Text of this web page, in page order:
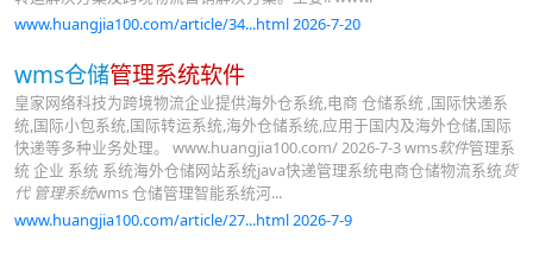
www.huangjia100.com/article/34...html 2026-7-20
wms仓储管理系统软件
皇家网络科技为跨境物流企业提供海外仓系统,电商 仓储系统 ,国际快递系
统,国际小包系统,国际转运系统,海外仓储系统,应用于国内及海外仓储,国际
快递等多种业务处理。 www.huangjia100.com/ 2026-7-3 wms软件管理系
统 企业 系统 系统海外仓储网站系统java快递管理系统电商仓储物流系统 货
代 管理系统wms 仓储管理智能系统河...
www.huangjia100.com/article/27...html 2026-7-9